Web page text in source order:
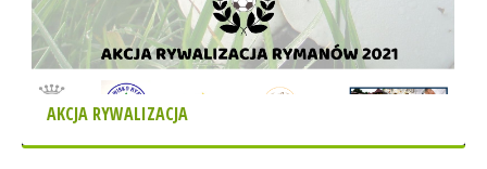
AKCJA RYWALIZACJA